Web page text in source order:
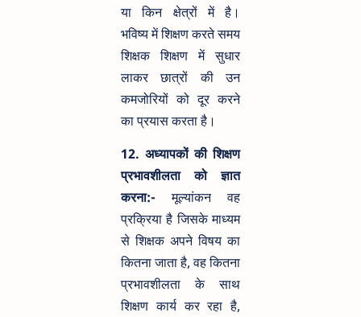
या किन क्षेत्रों में है।
भविष्य में शिक्षण करते समय
शिक्षक शिक्षण में सुधार
लाकर छात्रों की उन
कमजोरियों को दूर करने
का प्रयास करता है।
12. अध्यापकों की शिक्षण
प्रभावशीलता को ज्ञात
करना:- मूल्यांकन वह
प्रक्रिया है जिसके माध्यम
से शिक्षक अपने विषय का
कितना जाता है, वह कितना
प्रभावशीलता के साथ
शिक्षण कार्य कर रहा है,